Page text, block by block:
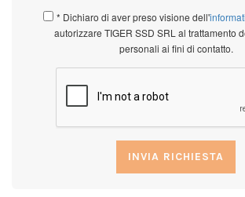
* Dichiaro di aver preso visione dell'
autorizzare TIGER SSD SRL al trattamento
personali ai fini di contatto.
INVIA RICHIESTA